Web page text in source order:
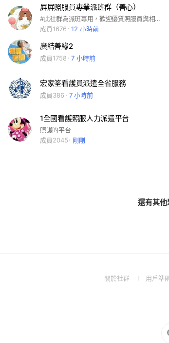
屛屛照服員專業派班群（善心）
#此社群為派班專用，歡迎優質照服員與相關長照服務人員加入
成員1676
12 小時前
廣結善緣2
成員1758 7 小時前
宏家筌看護員派遣全省服務
成員386 7 小時前
1全國看護照服人力派遣平台
照護的平台
成員2045
剛剛
還有其
關於社群
(Open用戶準